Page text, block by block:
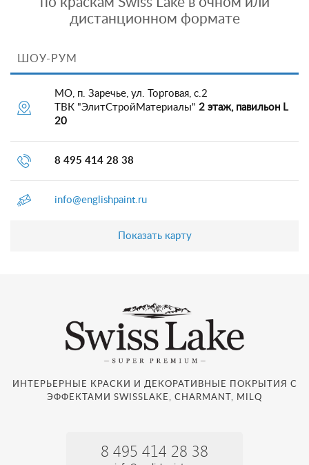
дистанционном формате
ШОУ-РУМ
МО, п. Заречье, ул. Торговая, с.2
ТВК "ЭлитСтройМатериалы" 2 этаж, павильон L
20
8 495 414 28 38
info@englishpaint.ru
Показать карту
ИНТЕРЬЕРНЫЕ КРАСКИ И ДЕКОРАТИВНЫЕ ПОКРЫТИЯ С
ЭФФЕКТАМИ SWISSLAKE, CHARMANT, MILQ
8 495 414 28 38